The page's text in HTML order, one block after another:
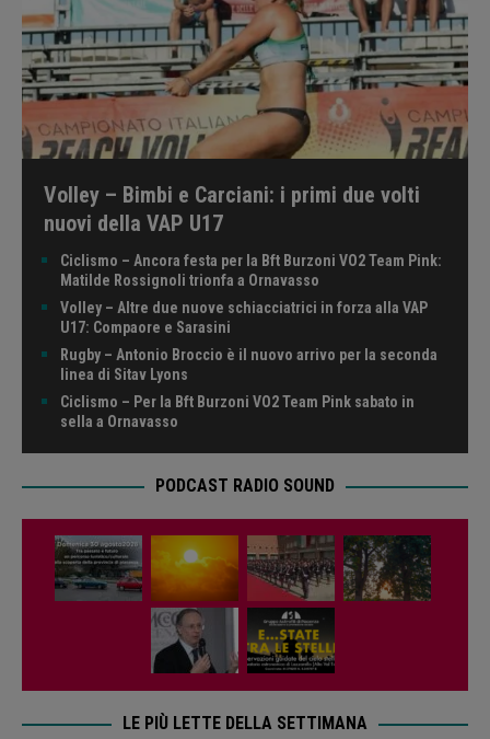
Volley – Bimbi e Carciani: i primi due volti
nuovi della VAP U17
Ciclismo – Ancora festa per la Bft Burzoni VO2 Team Pink:
Matilde Rossignoli trionfa a Ornavasso
Volley – Altre due nuove schiacciatrici in forza alla VAP
U17: Compaore e Sarasini
Rugby – Antonio Broccio è il nuovo arrivo per la seconda
linea di Sitav Lyons
Ciclismo – Per la Bft Burzoni VO2 Team Pink sabato in
sella a Ornavasso
PODCAST RADIO SOUND
LE PIÙ LETTE DELLA SETTIMANA